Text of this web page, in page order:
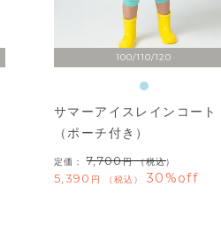
100/110/120
サマーアイスレインコート
（ポーチ付き）
定価： 7,700 （税込）
5,390 税込 30%off